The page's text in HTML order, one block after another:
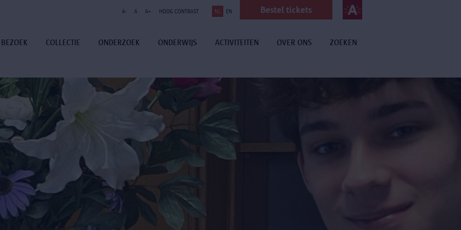
A- A A+ HOOG CONTRAST NL EN Bestel tickets
BEZOEK COLLECTIE ONDERZOEK ONDERWIJS ACTIVITEITEN OVER ONS ZOEKEN